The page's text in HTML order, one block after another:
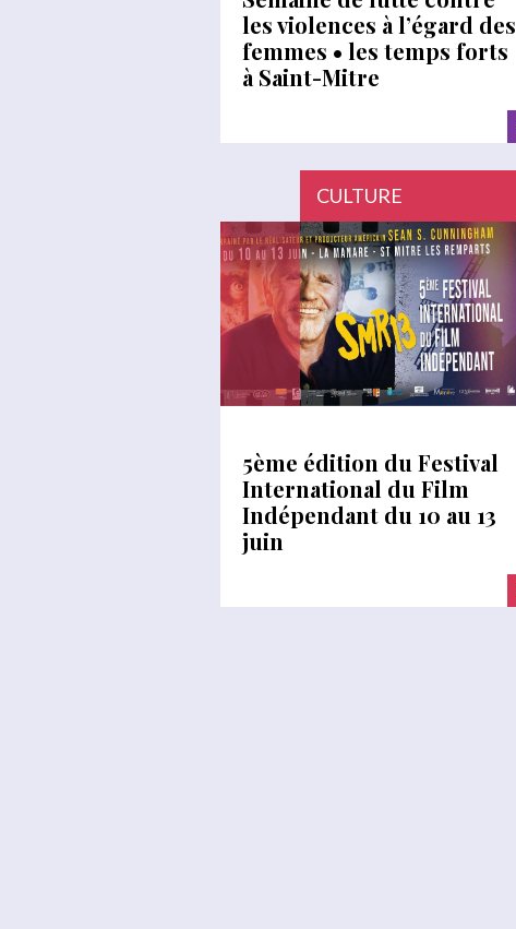
les violences à l’égard des
femmes • les temps forts
à Saint-Mitre
CULTURE
5ème édition du Festival
International du Film
Indépendant du 10 au 13
juin